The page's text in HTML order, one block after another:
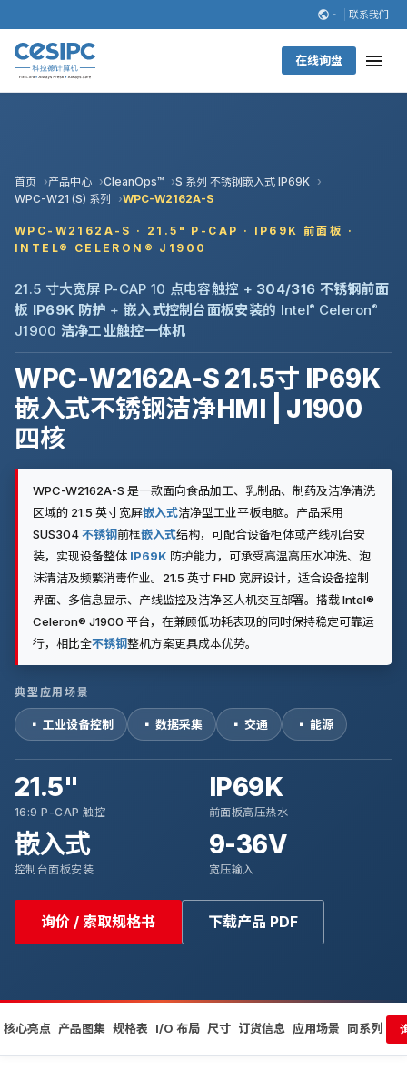
联系我们
在线询盘
首页 产品中心 CleanOps™
S 系列 不锈钢嵌入式 IP69K
WPC-W21 (S) 系列
WPC-W2162A-S
WPC-W2162A-S · 21.5" P-CAP · IP69K 前面板 ·
INTEL® CELERON® J1900
21.5 寸大宽屏 P-CAP 10 点电容触控 + 304/316 不锈钢前面
板 IP69K 防护 + 嵌入式控制台面板安装的 Intel® Celeron®
J1900 洁净工业触控一体机
WPC-W2162A-S 21.5寸 IP69K
嵌入式不锈钢洁净HMI | J1900
四核
WPC-W2162A-S 是一款面向食品加工、乳制品、制药及洁净清洗
区域的 21.5 英寸宽屏嵌入式洁净型工业平板电脑。产品采用
SUS304不锈钢前框嵌入式结构，可配合设备柜体或产线机台安
装，实现设备整体 IP69K 防护能力，可承受高温高压水冲洗、泡
沫清洁及频繁消毒作业。21.5 英寸 FHD 宽屏设计，适合设备控制
界面、多信息显示、产线监控及洁净区人机交互部署。搭载 Intel®
Celeron® J1900 平台，在兼顾低功耗表现的同时保持稳定可靠运
行，相比全不锈钢整机方案更具成本优势。
典型应用场景
▪ 工业设备控制 ▪ 数据采集 ▪ 交通 ▪ 能源
21.5"
16:9 P-CAP 触控
IP69K
前面板高压热水
嵌入式
控制台面板安装
9-36V
宽压输入
询价 / 索取规格书 下载产品 PDF
核心亮点 产品图集 规格表 I/O 布局 尺寸 订货信息 应用场景 同系列